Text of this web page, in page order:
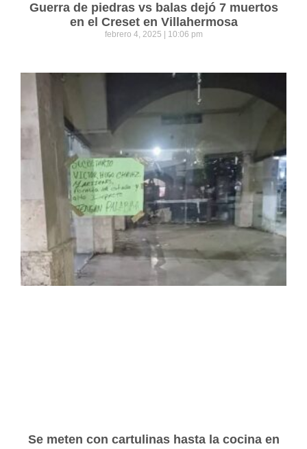
Guerra de piedras vs balas dejó 7 muertos
en el Creset en Villahermosa
febrero 4, 2025 10:06 pm
Se meten con cartulinas hasta la cocina en